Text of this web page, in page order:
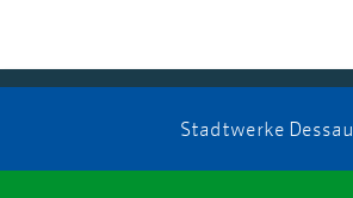
Stadtwerke Dessau